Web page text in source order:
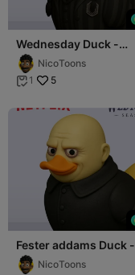
Wednesday Duck -
Wednesday season 2
NicoToons
 1 5
Fester addams Duck -
Wednesday season 2
NicoToons